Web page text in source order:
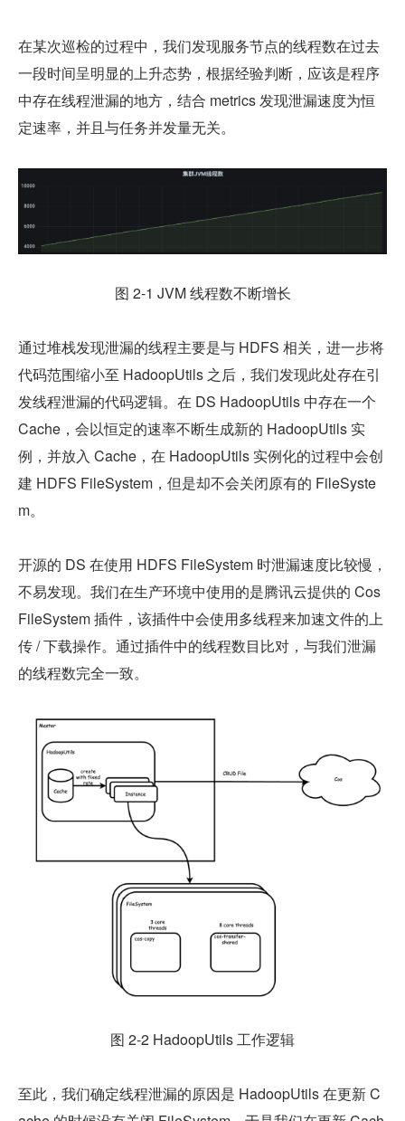
在某次巡检的过程中，我们发现服务节点的线程数在过去
一段时间呈明显的上升态势，根据经验判断，应该是程序
中存在线程泄漏的地方，结合 metrics 发现泄漏速度为恒
定速率，并且与任务并发量无关。
图 2-1 JVM 线程数不断增长
通过堆栈发现泄漏的线程主要是与 HDFS 相关，进一步将
代码范围缩小至 HadoopUtils 之后，我们发现此处存在引
发线程泄漏的代码逻辑。在 DS HadoopUtils 中存在一个
Cache，会以恒定的速率不断生成新的 HadoopUtils 实
例，并放入 Cache，在 HadoopUtils 实例化的过程中会创
建 HDFS FileSystem，但是却不会关闭原有的 FileSyste
m。
开源的 DS 在使用 HDFS FileSystem 时泄漏速度比较慢，
不易发现。我们在生产环境中使用的是腾讯云提供的 Cos
FileSystem 插件，该插件中会使用多线程来加速文件的上
传 / 下载操作。通过插件中的线程数目比对，与我们泄漏
的线程数完全一致。
图 2-2 HadoopUtils 工作逻辑
至此，我们确定线程泄漏的原因是 HadoopUtils 在更新 C